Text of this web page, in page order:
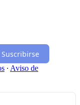
Suscribirse
∙ Aviso de